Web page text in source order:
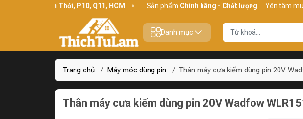
234 Bình Thới, P10, Q11, HCM Sản phẩmChính hãng - Chất lượng Yên tâm mua hàng
Danh mục
Trang chủ / Máy móc dùng pin / Thân máy cưa kiếm dùng pin 20V
Thân máy cưa kiếm dùng pin 20V Wadfow